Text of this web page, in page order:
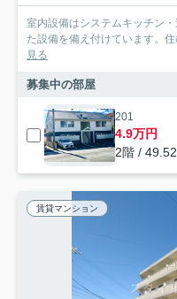
室内設備はシステムキッチン
た設備を備え付けています。
見る
募集中の部屋
201
4.9万円
2階 /
賃貸マンション